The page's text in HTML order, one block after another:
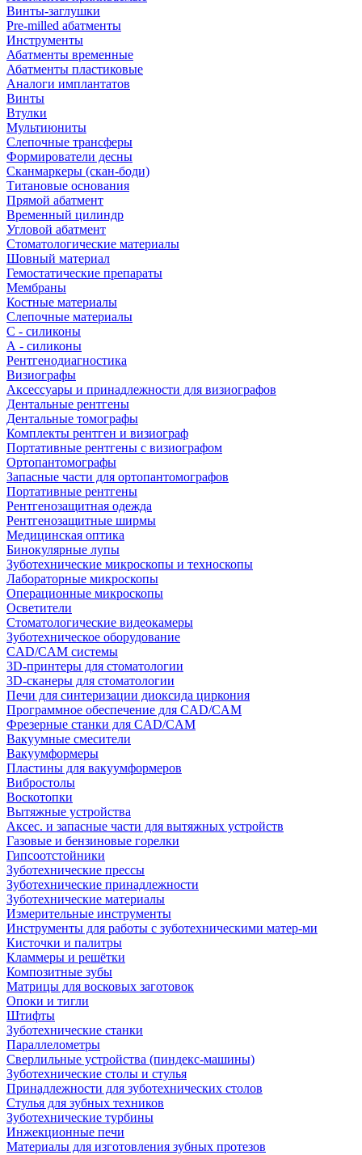
Винты-заглушки
Pre-milled абатменты
Инструменты
Абатменты временные
Абатменты пластиковые
Аналоги имплантатов
Винты
Втулки
Мультиюниты
Слепочные трансферы
Формирователи десны
Сканмаркеры (скан-боди)
Титановые основания
Прямой абатмент
Временный цилиндр
Угловой абатмент
Стоматологические материалы
Шовный материал
Гемостатические препараты
Мембраны
Костные материалы
Слепочные материалы
C - силиконы
А - силиконы
Рентгенодиагностика
Визиографы
Аксессуары и принадлежности для визиографов
Дентальные рентгены
Дентальные томографы
Комплекты рентген и визиограф
Портативные рентгены с визиографом
Ортопантомографы
Запасные части для ортопантомографов
Портативные рентгены
Рентгенозащитная одежда
Рентгенозащитные ширмы
Медицинская оптика
Бинокулярные лупы
Зуботехнические микроскопы и техноскопы
Лабораторные микроскопы
Операционные микроскопы
Осветители
Стоматологические видеокамеры
Зуботехническое оборудование
CAD/CAM системы
3D-принтеры для стоматологии
3D-сканеры для стоматологии
Печи для синтеризации диоксида циркония
Программное обеспечение для CAD/CAM
Фрезерные станки для CAD/CAM
Вакуумные смесители
Вакуумформеры
Пластины для вакуумформеров
Вибростолы
Воскотопки
Вытяжные устройства
Аксес. и запасные части для вытяжных устройств
Газовые и бензиновые горелки
Гипсоотстойники
Зуботехнические прессы
Зуботехнические принадлежности
Зуботехнические материалы
Измерительные инструменты
Инструменты для работы с зуботехническими матер-ми
Кисточки и палитры
Кламмеры и решётки
Композитные зубы
Матрицы для восковых заготовок
Опоки и тигли
Штифты
Зуботехнические станки
Параллелометры
Сверлильные устройства (пиндекс-машины)
Зуботехнические столы и стулья
Принадлежности для зуботехнических столов
Стулья для зубных техников
Зуботехнические турбины
Инжекционные печи
Материалы для изготовления зубных протезов